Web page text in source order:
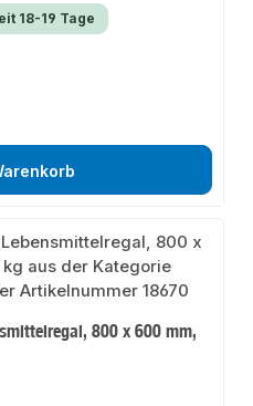
18-19 Tage
800 x 600 mm,